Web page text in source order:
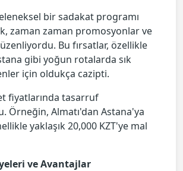
bir sadakat programı
zaman zaman promosyonlar ve
Bu fırsatlar, özellikle
gibi yoğun rotalarda sık
için oldukça cazipti.
fiyatlarında tasarruf
Örneğin, Almatı'dan Astana'ya
yaklaşık 20,000 KZT'ye mal
ve Avantajlar